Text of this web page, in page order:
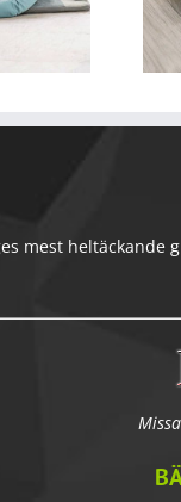
mest